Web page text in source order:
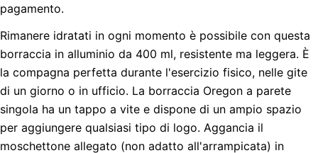
pagamento.
Rimanere idratati in ogni momento è possibile con questa
borraccia in alluminio da 400 ml, resistente ma leggera. È
la compagna perfetta durante l'esercizio fisico, nelle gite
di un giorno o in ufficio. La borraccia Oregon a parete
singola ha un tappo a vite e dispone di un ampio spazio
per aggiungere qualsiasi tipo di logo. Aggancia il
moschettone allegato (non adatto all'arrampicata) in